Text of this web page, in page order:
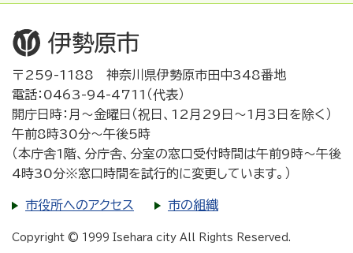
〒259-1188 神奈川県伊勢原市田中348番地
電話：0463-94-4711（代表）
開庁日時：月～金曜日（祝日、12月29日～1月3日を除く）
午前8時30分～午後5時
（本庁舎1階、分庁舎、分室の窓口受付時間は午前9時～午後
4時30分※窓口時間を試行的に変更しています。）
市役所へのアクセス 市の組織
Copyright © 1999 Isehara city All Rights Reserved.